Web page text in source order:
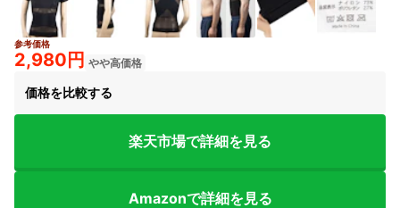
参考価格
2,980円 やや高価格
価格を比較する
楽天市場で詳細を見る
Amazonで詳細を見る